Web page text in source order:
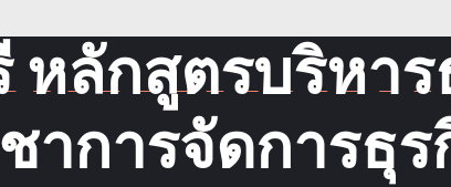
ลักสูตรบริหา
าการจัดการธุ